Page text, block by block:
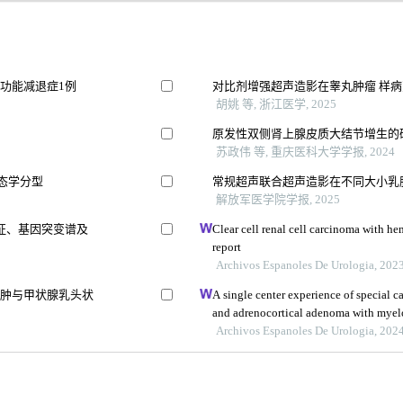
能减退症1例
学分型
、基因突变谱及
与甲状腺乳头状
对比剂增强超声造影在睾丸肿瘤 样
胡姚 等, 浙江医学, 2025
原发性双侧肾上腺皮质大结节增生的
苏政伟 等, 重庆医科大学学报, 2024
常规超声联合超声造影在不同大小
解放军医学院学报, 2025
Clear cell renal cell carcinoma with
report
Archivos Espanoles De Urologia,
A single center experience of special
and adrenocortical adenoma with
Archivos Espanoles De Urologia,